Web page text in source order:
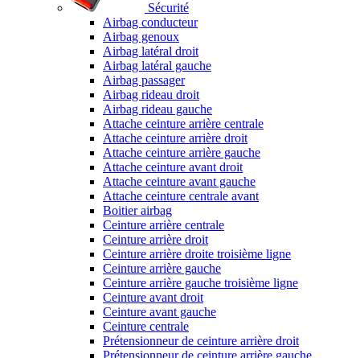
Sécurité
Airbag conducteur
Airbag genoux
Airbag latéral droit
Airbag latéral gauche
Airbag passager
Airbag rideau droit
Airbag rideau gauche
Attache ceinture arrière centrale
Attache ceinture arrière droit
Attache ceinture arrière gauche
Attache ceinture avant droit
Attache ceinture avant gauche
Attache ceinture centrale avant
Boitier airbag
Ceinture arrière centrale
Ceinture arrière droit
Ceinture arrière droite troisième ligne
Ceinture arrière gauche
Ceinture arrière gauche troisième ligne
Ceinture avant droit
Ceinture avant gauche
Ceinture centrale
Prétensionneur de ceinture arrière droit
Prétensionneur de ceinture arrière gauche